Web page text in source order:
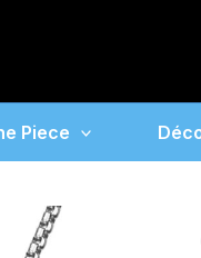
Piece